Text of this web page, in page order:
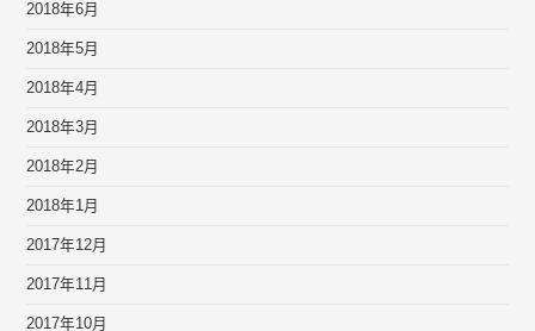
2018年6月
2018年5月
2018年4月
2018年3月
2018年2月
2018年1月
2017年12月
2017年11月
2017年10月